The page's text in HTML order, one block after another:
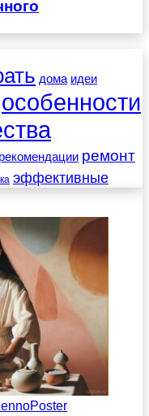
дома идеи
особенности
рекомендации ремонт
эффективные